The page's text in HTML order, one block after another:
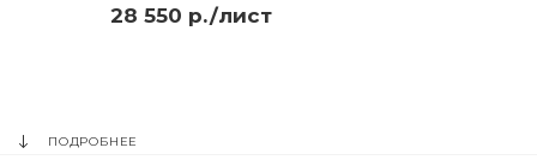
28 550 р./лист
ПОДРОБНЕЕ